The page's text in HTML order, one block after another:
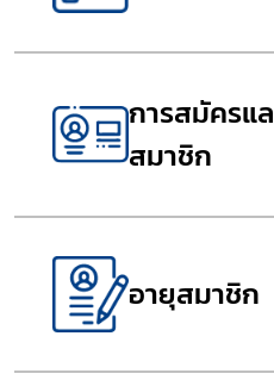
การสมัครแ
สมาชิก
อายุสมาชิก